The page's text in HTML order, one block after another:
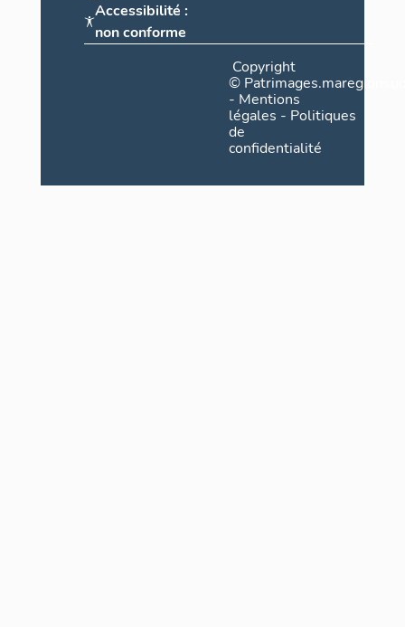
Accessibilité :
non conforme
Copyright
©
- Mentions
légales - Politiques
de
confidentialité